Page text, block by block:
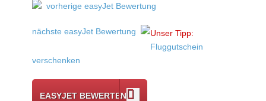
vorherige easyJet Bewertung
nächste easyJet Bewertung
Unser Tipp:
Fluggutschein
verschenken
EASYJET BEWERTEN